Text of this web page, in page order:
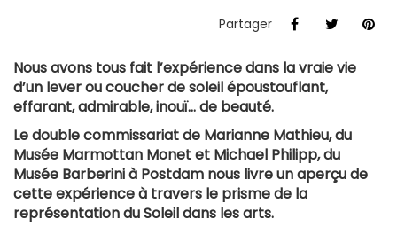
Partager
Nous avons tous fait l’expérience dans la vraie vie
d’un lever ou coucher de soleil époustouflant,
effarant, admirable, inouï… de beauté.
Le double commissariat de Marianne Mathieu, du
Musée Marmottan Monet et Michael Philipp, du
Musée Barberini à Postdam nous livre un aperçu de
cette expérience à travers le prisme de la
représentation du Soleil dans les arts.